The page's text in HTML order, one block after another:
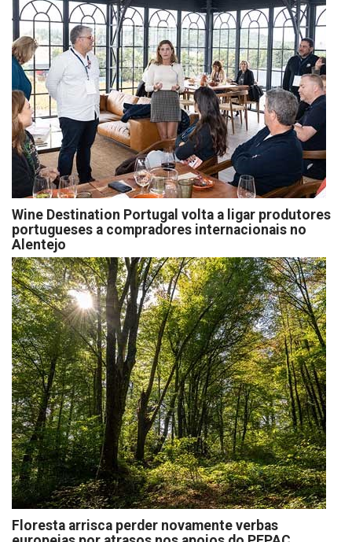
Wine Destination Portugal volta a ligar produtores
portugueses a compradores internacionais no
Alentejo
Floresta arrisca perder novamente verbas